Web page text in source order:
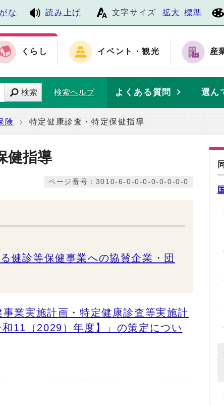
な 読み上げ 文字サイズ 拡大 標準
くらし イベント・観光 産
検索 検索ヘルプ よくある質問 選ん
険 特定健康診査・特定保健指導
健指導
ページ番号：3010-6-0-0-0-0-0-0-0-0
健診等保健事業への協賛企業・団
業実施計画・特定健康診査等実施計
11（2029）年度】」の策定につい